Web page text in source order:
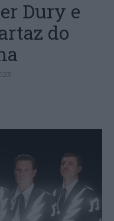
Dury e
do